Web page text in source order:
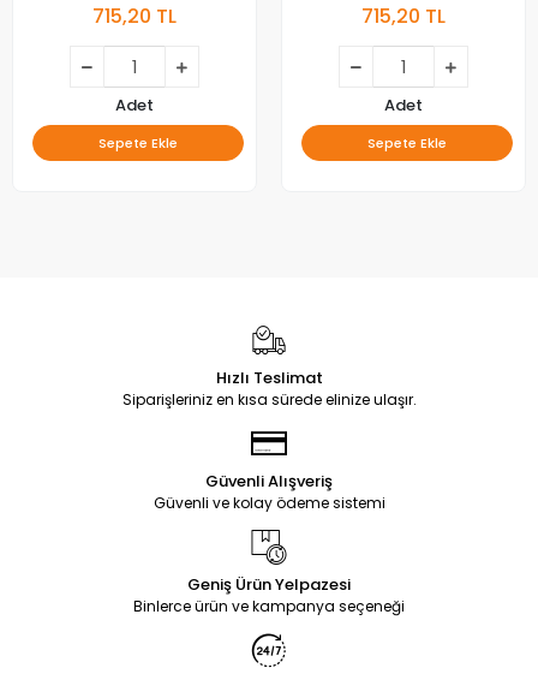
715,20 TL
Adet
Sepete Ekle
715,20 TL
Adet
Sepete Ekle
Hızlı Teslimat
Siparişleriniz en kısa sürede elinize ulaşır.
Güvenli Alışveriş
Güvenli ve kolay ödeme sistemi
Geniş Ürün Yelpazesi
Binlerce ürün ve kampanya seçeneği